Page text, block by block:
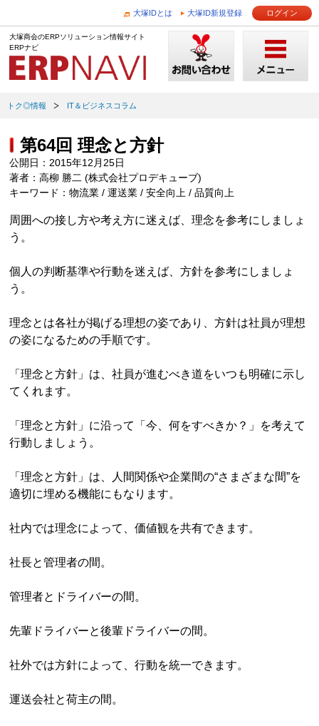
大塚IDとは 大塚ID新規登録 ログイン
大塚商会のERPソリューション情報サイト
ERPナビ
トク◎情報 IT＆ビジネスコラム
第64回 理念と方針
公開日：2015年12月25日
著者：高柳 勝二 (株式会社プロデキューブ)
キーワード：物流業 / 運送業 / 安全向上 / 品質向上
周囲への接し方や考え方に迷えば、理念を参考にしましょ
う。
個人の判断基準や行動を迷えば、方針を参考にしましょ
う。
理念とは各社が掲げる理想の姿であり、方針は社員が理想
の姿になるための手順です。
「理念と方針」は、社員が進むべき道をいつも明確に示し
てくれます。
「理念と方針」に沿って「今、何をすべきか？」を考えて
行動しましょう。
「理念と方針」は、人間関係や企業間の“さまざまな間”を
適切に埋める機能にもなります。
社内では理念によって、価値観を共有できます。
社長と管理者の間。
管理者とドライバーの間。
先輩ドライバーと後輩ドライバーの間。
社外では方針によって、行動を統一できます。
運送会社と荷主の間。